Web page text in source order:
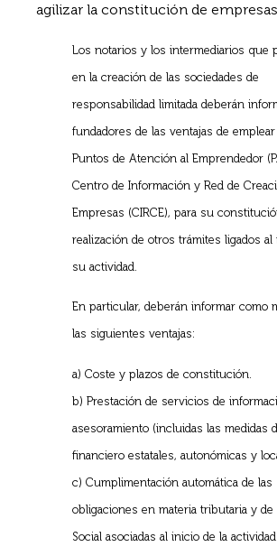
agilizar la constitución de
Los notarios y los intermediarios que
en la creación de las sociedades de
responsabilidad limitada deberán
fundadores de las ventajas de
Puntos de Atención al Emprendedor
Centro de Información y Red de
Empresas (CIRCE), para su
realización de otros trámites ligados al
su actividad.
En particular, deberán informar como
las siguientes ventajas:
a) Coste y plazos de constitución.
b) Prestación de servicios de
asesoramiento (incluidas las medidas
financiero estatales, autonómicas y
c) Cumplimentación automática de las
obligaciones en materia tributaria y de
Social asociadas al inicio de la actividad.